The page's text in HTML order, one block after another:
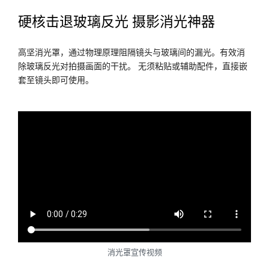
硬核击退玻璃反光 摄影消光神器
高坚消光罩，通过物理原理阻隔镜头与玻璃间的漏光。有效消
除玻璃反光对拍摄画面的干扰。 无须粘贴或辅助配件，直接嵌
套至镜头即可使用。
消光罩宣传视频